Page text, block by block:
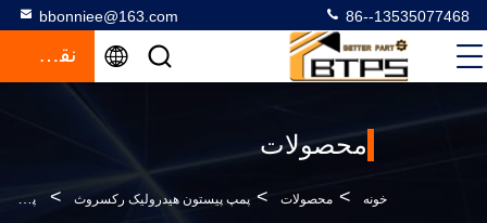
bbonniee@163.com 86--13535077468
نقل قول
محصولات
خونه > محصولات > پمپ پیستون هیدرولیک رکسروث > پمپ آکسیال پلنگر فشار بالا موتور هیدرولیک Rexroth A2F500